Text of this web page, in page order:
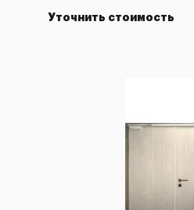
Уточнить стоимость